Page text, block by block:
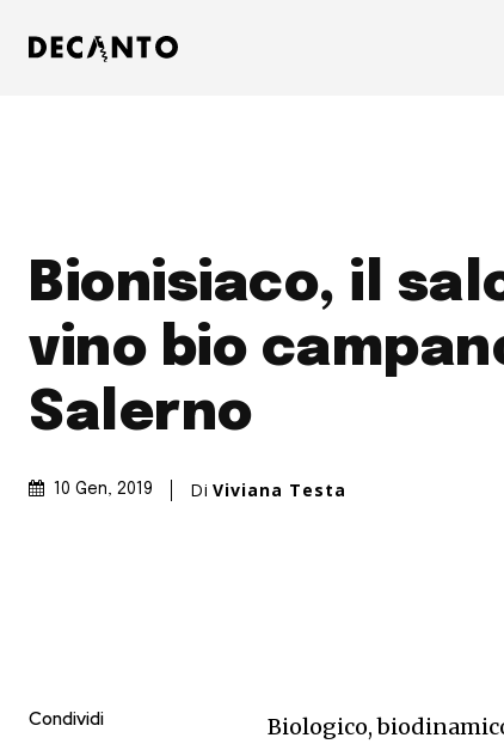
Bionisiaco, il
vino bio
Salerno
10 Gen, 2019 Di Viviana Testa
Condividi
Biologico,